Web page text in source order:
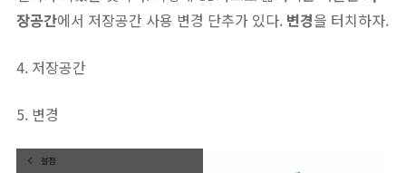
장공간에서 저장공간 사용 변경 단추가 있다. 변경을 터치하자.
4. 저장공간
5. 변경